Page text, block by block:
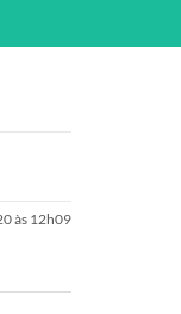
às 12h09